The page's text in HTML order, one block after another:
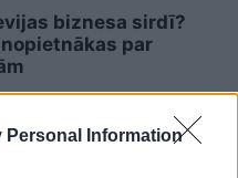
Personal Information
biznesa sirdī?
par
no tā neatgriezās…
par Klāsa Vāveres